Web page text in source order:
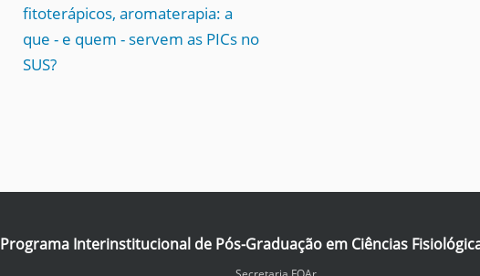
fitoterápicos, aromaterapia: a
que - e quem - servem as PICs no
SUS?
Programa Interinstitucional de Pós-Graduação em Ciências